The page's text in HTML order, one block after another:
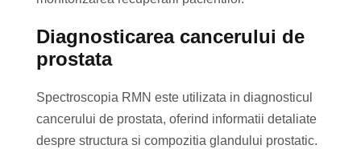
Diagnosticarea cancerului de
prostata
Spectroscopia RMN este utilizata in diagnosticul
cancerului de prostata, oferind informatii detaliate
despre structura si compozitia glandului prostatic.